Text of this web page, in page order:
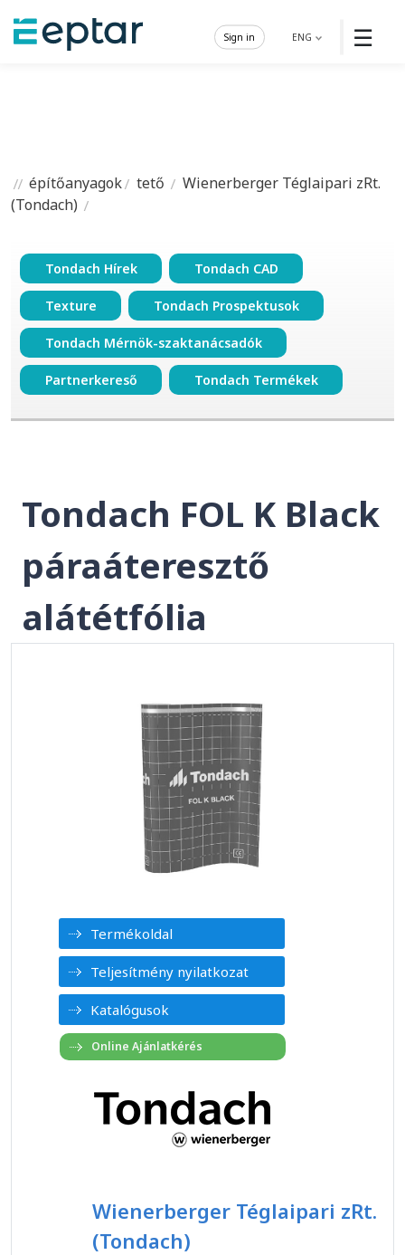
☰
ENG
Sign in
építőanyagok tető
Wienerberger Téglaipari zRt.
(Tondach)
Tondach Hírek Tondach CAD
Texture Tondach Prospektusok
Tondach Mérnök-szaktanácsadók
Partnerkereső Tondach Termékek
Tondach FOL K Black
páraáteresztő
alátétfólia
Termékoldal
Teljesítmény nyilatkozat
Katalógusok
Wienerberger Téglaipari zRt.
(Tondach)